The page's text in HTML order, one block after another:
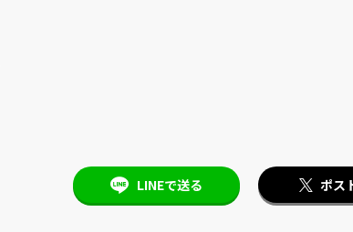
LINEで送る ポス